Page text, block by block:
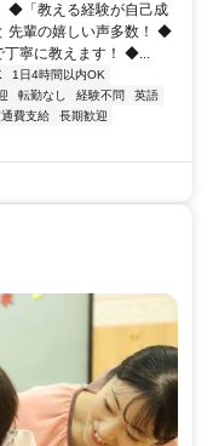
◆「教える経験が自己成
先輩の嬉しい声多数！ ◆
丁寧に教えます！ ◆...
1日4時間以内OK
転勤なし 経験不問
英語
費支給
長期歓迎